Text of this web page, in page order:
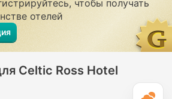
чтобы получать
отелей
Celtic Ross Hotel